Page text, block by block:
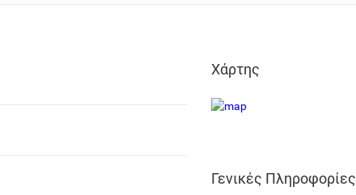
Χάρτης
Γενικές Πληροφορίες